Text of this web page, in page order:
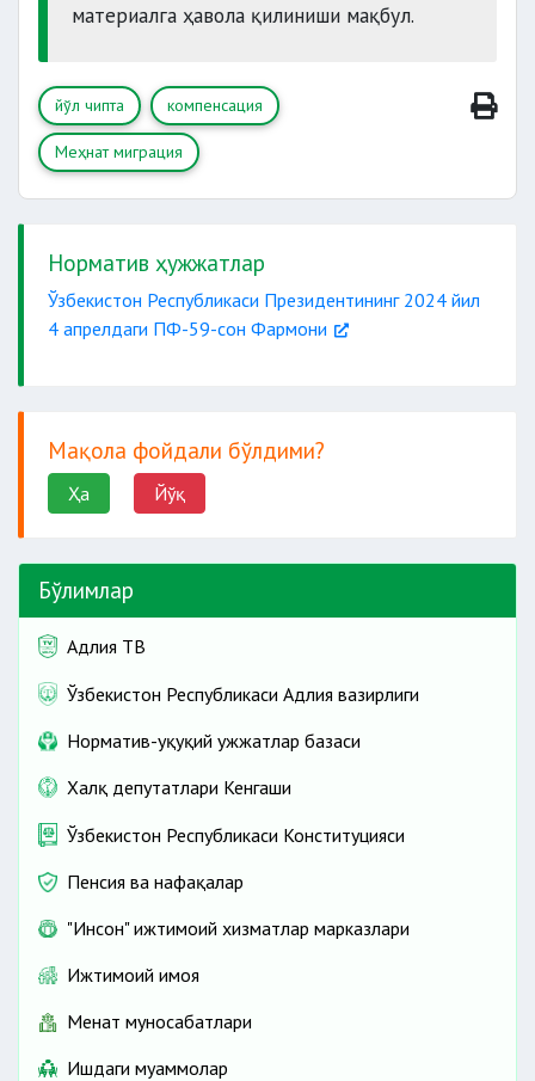
материалга ҳавола қилиниши мақбул.
йўл чипта компенсация
Меҳнат миграция
Норматив ҳужжатлар
Ўзбекистон Республикаси Президентининг 2024 йил
4 апрелдаги ПФ-59-сон Фармони
Мақола фойдали бўлдими?
Ҳа Йўқ
Бўлимлар
Адлия ТВ
Ўзбекистон Республикаси Адлия вазирлиги
Норматив-ҳуқуқий ҳужжатлар базаси
Халқ депутатлари Кенгаши
Ўзбекистон Республикаси Конституцияси
Пенсия ва нафақалар
"Инсон" ижтимоий хизматлар марказлари
Ижтимоий ҳимоя
Меҳнат муносабатлари
Ишдаги муаммолар